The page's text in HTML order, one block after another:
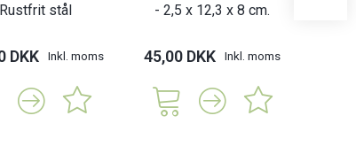
stål
DKK Inkl. moms
- 2,5 x 12,3 x 8 cm.
45,00 DKK Inkl. moms